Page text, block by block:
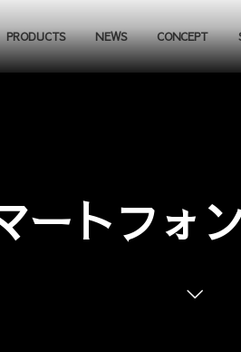
PRODUCTS NEWS CONCEPT
ートフォ